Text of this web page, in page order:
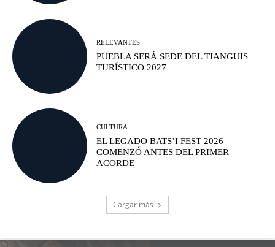
RELEVANTES
PUEBLA SERÁ SEDE DEL TIANGUIS
TURÍSTICO 2027
CULTURA
EL LEGADO BATS’I FEST 2026
COMENZÓ ANTES DEL PRIMER
ACORDE
Cargar más